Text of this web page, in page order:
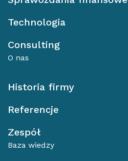
Technologia
Consulting
O nas
Historia firmy
Referencje
Zespół
Baza wiedzy